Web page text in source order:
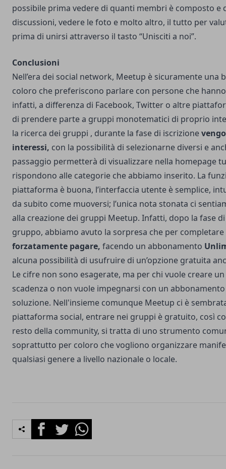
possibile prima vedere di quanti membri è composto e
discussioni, vedere le foto e molto altro, il tutto per
prima di unirsi attraverso il tasto “Unisciti a noi”.
Conclusioni
Nell’era dei social network, Meetup è sicuramente una
coloro che preferiscono parlare con persone che
infatti, a differenza di Facebook, Twitter o altre
di prendere parte a gruppi monotematici di proprio
la ricerca dei gruppi , durante la fase di iscrizione
interessi, con la possibilità di selezionarne diversi e
passaggio permetterà di visualizzare nella homepage
rispondono alle categorie che abbiamo inserito. La
piattaforma è buona, l’interfaccia utente è semplice,
da subito come muoversi; l’unica nota stonata ci
alla creazione dei gruppi Meetup. Infatti, dopo la fase
gruppo, abbiamo avuto la sorpresa che per
forzatamente pagare, facendo un abbonamento
alcuna possibilità di usufruire di un’opzione gratuita
Le cifre non sono esagerate, ma per chi vuole creare
scadenza o non vuole impegnarsi con un
soluzione. Nell'insieme comunque Meetup ci è
piattaforma social, entrare nei gruppi è gratuito, così
resto della community, si tratta di uno strumento
soprattutto per coloro che vogliono organizzare
qualsiasi genere a livello nazionale o locale.
FacebookTwitterWhatsapp